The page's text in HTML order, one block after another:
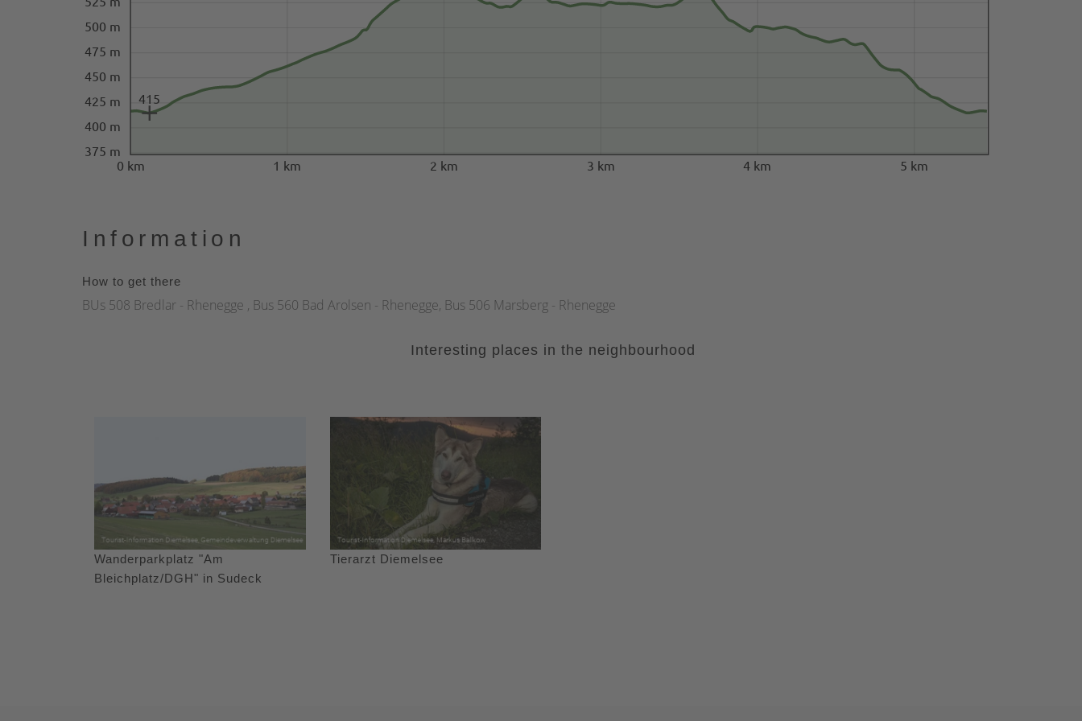
0 km 1 km 2 km 3 km 4 km 5 km
375 m
400 m
425 m
450 m
475 m
500 m
415
Information
How to get there
BUs 508 Bredlar - Rhenegge , Bus 560 Bad Arolsen - Rhenegge, Bus 506 Marsberg - Rhenegge
Interesting places in the neighbourhood
Wanderparkplatz "Am
Bleichplatz/DGH" in Sudeck
Tierarzt Diemelsee